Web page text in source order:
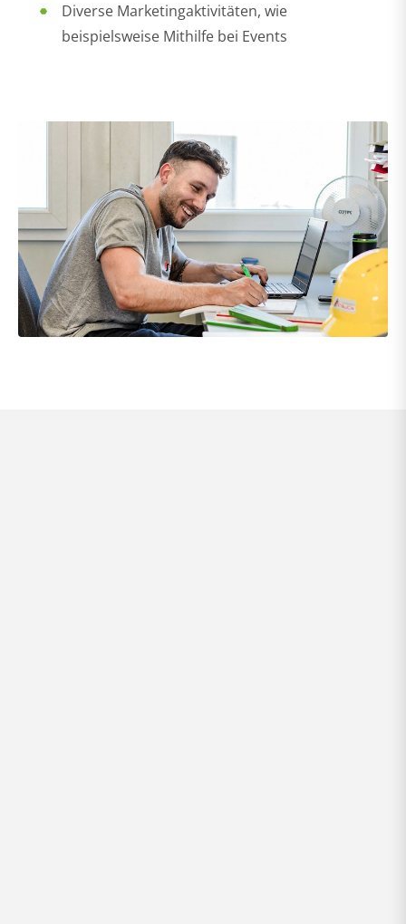
Diverse Marketingaktivitäten, wie
beispielsweise Mithilfe bei Events